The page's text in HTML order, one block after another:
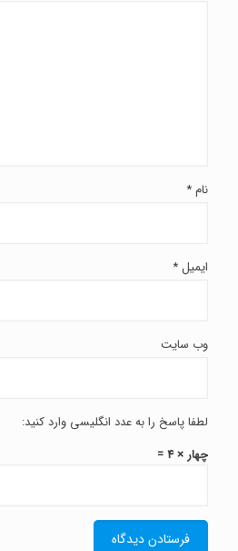
نام*
ایمیل *
وب‌ سایت
لطفا پاسخ را به عدد انگلیسی وارد کنید:
چهار × 4 =